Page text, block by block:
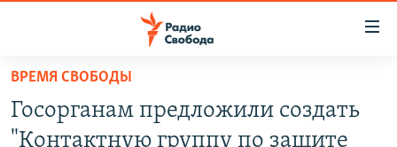
упрощенного
доступа
Вернуться
ПОДКАСТЫ
ВРЕМЯ СВОБОДЫ
Госорганам предложили создать
"Контактную группу по защите